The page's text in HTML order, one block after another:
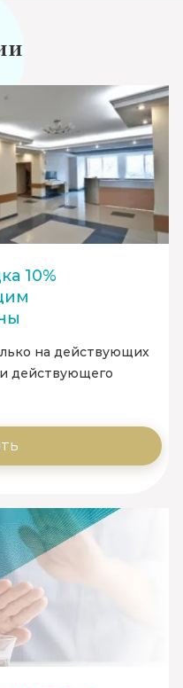
10%
на действующих
действующего